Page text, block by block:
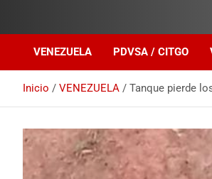
VENEZUELA PDVSA / CITGO
Inicio VENEZUELA Tanque pierde